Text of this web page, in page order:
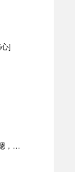
]
站长，许久没有登陆面板，登录提示：嗯，登录详细信息似乎不正确。请重试。 网站还可以正常使用。如果是密码问题请帮忙重置一下密码。谢谢。订单号：97790，账号：aa20210950。 站长，提交了工单，你回复续期成功，不过我的问题是面部登陆信息有问题，一直是初始密码，现在无法登陆，有时间麻烦排查一下。